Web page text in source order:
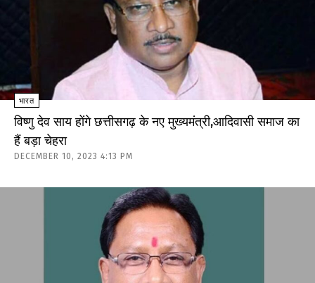
भारत
विष्णु देव साय होंगे छत्तीसगढ़ के नए मुख्यमंत्री,आदिवासी समाज का
हैं बड़ा चेहरा
DECEMBER 10, 2023 4:13 PM